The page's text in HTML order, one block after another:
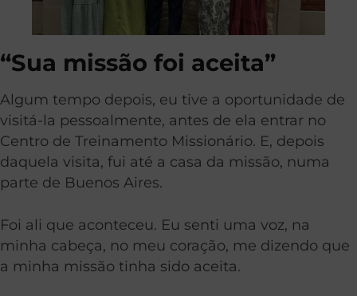
“Sua missão foi aceita”
Algum tempo depois, eu tive a oportunidade de
visitá-la pessoalmente, antes de ela entrar no
Centro de Treinamento Missionário. E, depois
daquela visita, fui até a casa da missão, numa
parte de Buenos Aires.
Foi ali que aconteceu. Eu senti uma voz, na
minha cabeça, no meu coração, me dizendo que
a minha missão tinha sido aceita.